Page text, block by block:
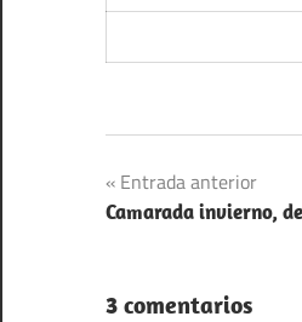
Navegación
de
entradas
Entrada anterior
Camarada invierno,
3 comentarios